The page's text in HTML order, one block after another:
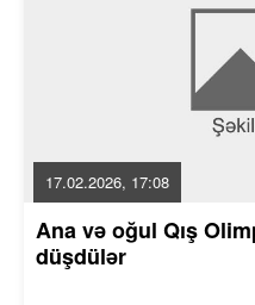
17.02.2026, 17:08
Ana və oğul Qış
düşdülər